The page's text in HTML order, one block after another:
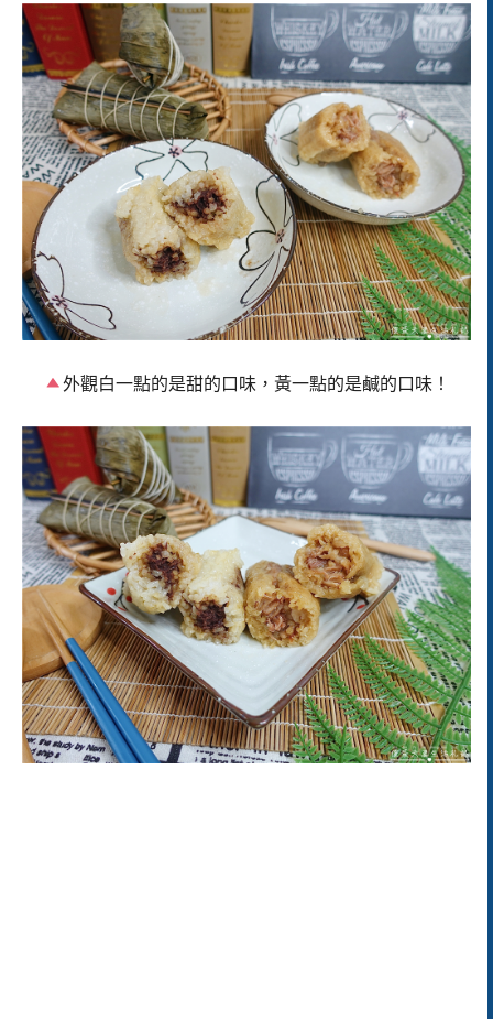
外觀白一點的是甜的口味，黃一點的是鹹的口味！